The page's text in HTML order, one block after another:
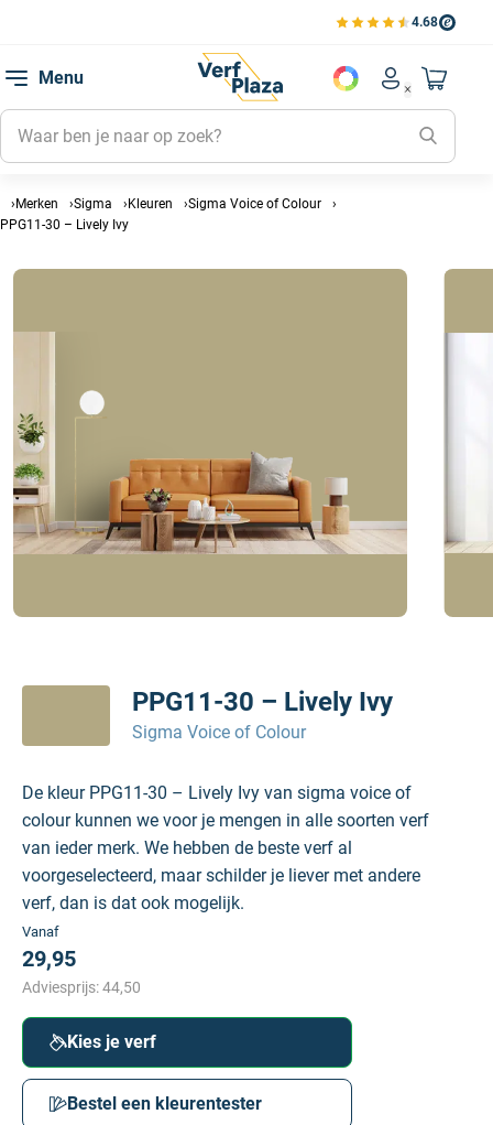
4.68
Bekijk de verfplaza
Menu
Account
Mijn
Mijn
Mijn
Naar
Merken Sigma Kleuren
Sigma Voice of Colour
PPG11-30 – Lively Ivy
PPG11-30 – Lively Ivy
Sigma Voice of Colour
De kleur PPG11-30 – Lively Ivy van sigma voice of
colour kunnen we voor je mengen in alle soorten verf
van ieder merk. We hebben de beste verf al
voorgeselecteerd, maar schilder je liever met andere
verf, dan is dat ook mogelijk.
Vanaf
29,95
Adviesprijs:44,50
Kies je verf
Bestel een kleurentester